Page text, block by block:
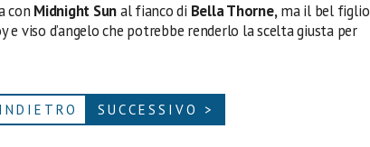
con Midnight Sunal fianco di Bella Thorne,ma il bel figlio
e viso d’angelo che potrebbe renderlo la scelta giusta per
SUCCESSIVO >